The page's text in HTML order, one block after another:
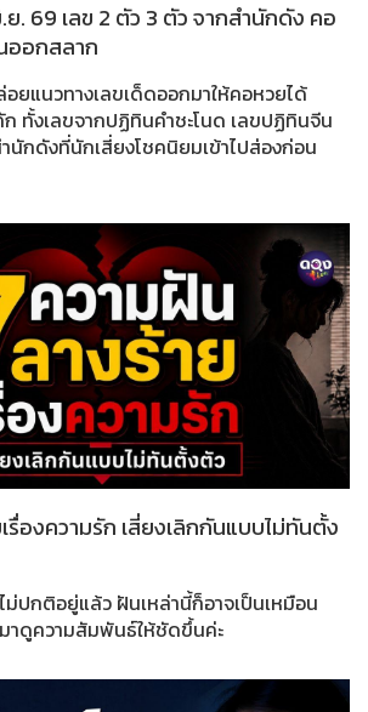
ย. 69 เลข 2 ตัว 3 ตัว จากสำนักดัง คอ
ออกสลาก
ยแนวทางเลขเด็ดออกมาให้คอหวยได้
ทั้งเลขจากปฏิทินคำชะโนด เลขปฏิทินจีน
นักดังที่นักเสี่ยงโชคนิยมเข้าไปส่องก่อน
รื่องความรัก เสี่ยงเลิกกันแบบไม่ทันตั้ง
ม่ปกติอยู่แล้ว ฝันเหล่านี้ก็อาจเป็นเหมือน
ดูความสัมพันธ์ให้ชัดขึ้นค่ะ